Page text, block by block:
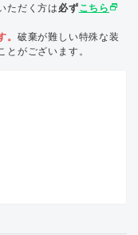
ただく方は 必ずこちら select_window
。 破棄が難しい特殊な装
がございます。